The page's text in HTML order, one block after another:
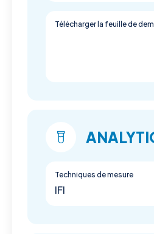
Télécharger la feuille de
Techniques de mesure
IFI